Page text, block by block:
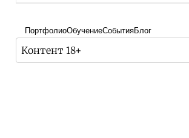
ПортфолиоОбучениеСобытияБлог
Контент 18+